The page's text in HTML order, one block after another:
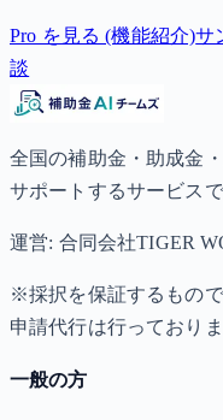
Pro を見る (機能紹介)サ
談
全国の補助金・助成金
サポートするサービスで
運営: 合同会社TIGER
※採択を保証するもので
申請代行は行っておりま
一般の方